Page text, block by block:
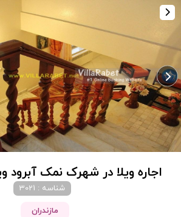
اجاره ویلا در شهرک نمک آبرود
شناسه : 3021
مازندران